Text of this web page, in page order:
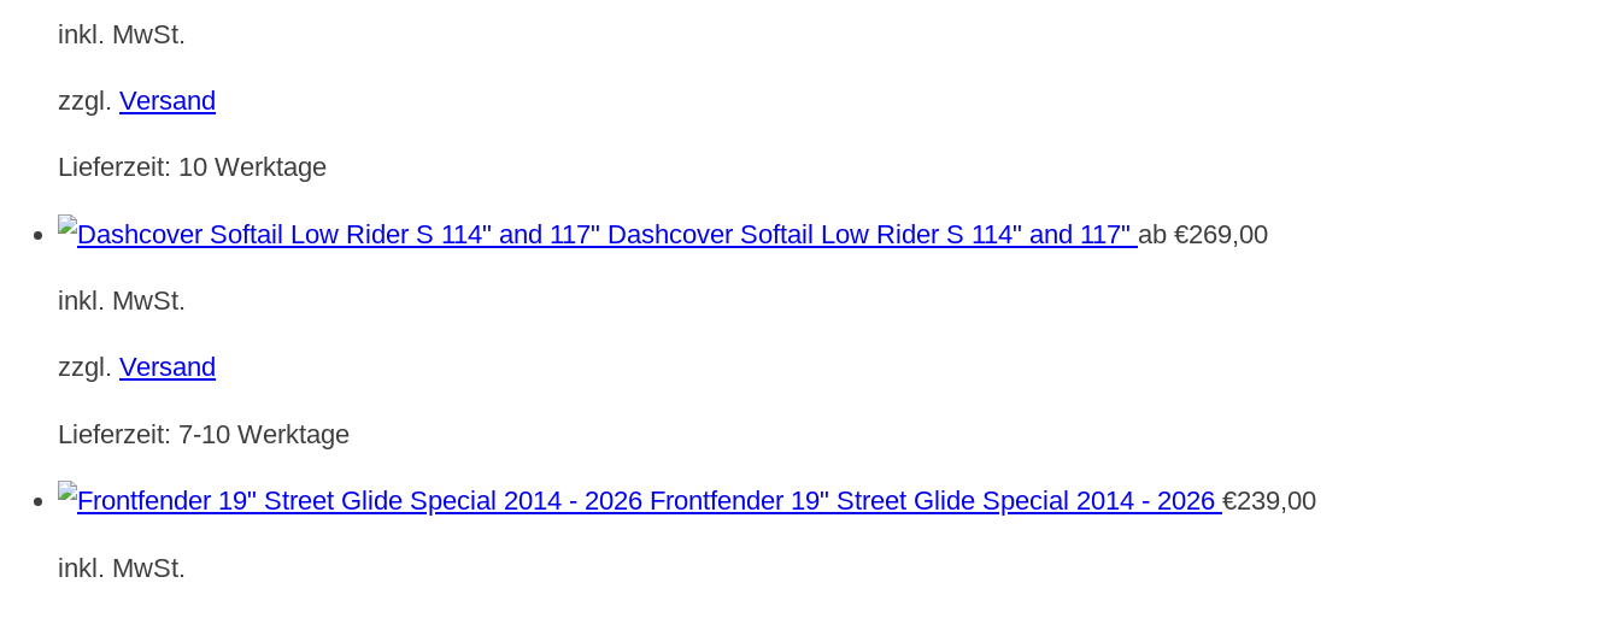
inkl. MwSt.
zzgl. Versand
Lieferzeit: 10 Werktage
Dashcover Softail Low Rider S 114" and 117" ab €269,00
inkl. MwSt.
zzgl. Versand
Lieferzeit: 7-10 Werktage
Frontfender 19" Street Glide Special 2014 - 2026 €239,00
inkl. MwSt.